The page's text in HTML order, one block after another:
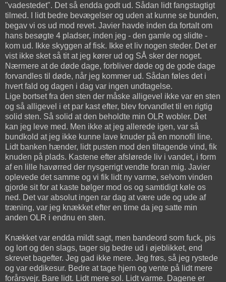
"vadestedet". Det så endda godt ud. Sådan lidt fangstagtigt
tilmed. I lidt bedre bevægelser og uden at kunne se bunden,
begav vi os ud mod revet. Javier havde inden da fortalt om
hans besøgte 4 pladser, inden jeg - den gamle og slidte -
kom ud. Ikke skyggen af fisk. Ikke et liv nogen steder. Det er
vist ikke sket så tit at jeg kører ud og SÅ sker der noget.
Nærmere at de døde dage, forbliver døde og de gode dage
forvandles til døde, når jeg kommer ud. Sådan føles det i
hvert fald og dagen i dag var ingen undtagelse.
Lige bortset fra den sten der måske alligevel ikke var en sten
og så alligevel i et par kast efter, blev forvandlet til en rigtig
solid sten. Så solid at den beholdte min OLR wobler. Det
kan jeg leve med. Men ikke at jeg allerede igen, var så
bundkold at jeg ikke kunne lave knuder på en monofil line.
Lidt banken hænder, lidt pusten mod den tiltagende vind, fik
knuden på plads. Kastene efter afslørede liv i vandet, i form
af en lille havørred der nysgerrigt vendte foran mig. Javier
oplevede det samme og vi fik lidt ny varme, selvom vinden
gjorde sit for at kaste bølger mod os og samtidigt køle os
ned. Det var absolut ingen rar dag at være ude og ude af
træning, var jeg knækket efter en time da jeg satte min
anden OLR i endnu en sten.
Knækket var endda mildt sagt, men bandeord som fuck, pis
og lort og den slags, tager sig bedre ud i øjeblikket, end
skrevet bagefter. Jeg gad ikke mere. Jeg frøs, så jeg rystede
og var eddikesur. Bedre at tage hjem og vente på lidt mere
forårsvejr. Bare lidt. Lidt mere sol. Lidt varme. Dagene er